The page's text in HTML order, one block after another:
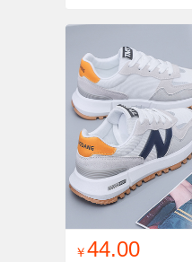
找同款 加入铺货单
￥44.00